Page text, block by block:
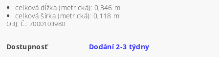
celková dĺžka (metrická): 0,346 m
celková šírka (metrická): 0,118 m
OBJ. Č.: 7000103980
Dostupnosť Dodání 2-3 týdny